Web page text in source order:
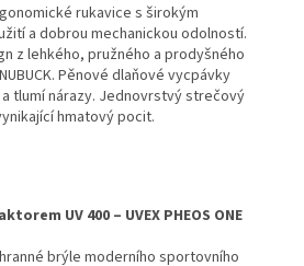
rukavice s širokým
a dobrou mechanickou odolností.
z lehkého, pružného a prodyšného
Pěnové dlaňové vycpávky
tlumí nárazy. Jednovrstvý strečový
hmatový pocit.
UV 400 – UVEX PHEOS ONE
brýle moderního sportovního